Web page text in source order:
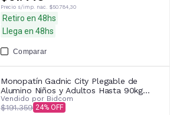
Precio s/imp. nac. $50.784,30
Retiro en 48hs
Llega en 48hs
Comparar
Monopatín Gadnic City Plegable de
Alumino Niños y Adultos Hasta 90kg
Ruedas 200mm , Negro
Vendido por Bidcom
$191.359 24